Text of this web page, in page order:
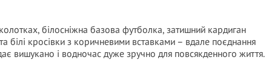
білосніжна базова футболка, затишний кардиган
білі кросівки з коричневими вставками – вдале поєднання
вишукано і водночас дуже зручно для повсякденного життя.